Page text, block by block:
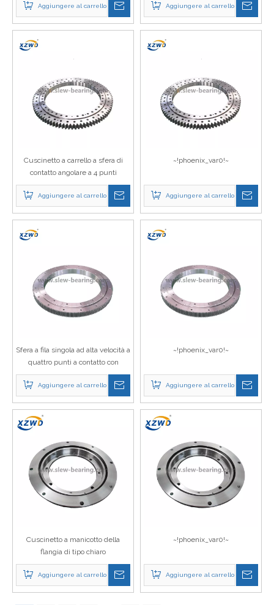
Aggiungere al carrello Aggiungere al carrello
Cuscinetto a carrello a sfera di
contatto angolare a 4 punti
Aggiungere al carrello
~!phoenix_var0!~
Aggiungere al carrello
Sfera a fila singola ad alta velocità a
quattro punti a contatto con
slewing cuscinetto spagnolo
Aggiungere al carrello
~!phoenix_var0!~
Aggiungere al carrello
Cuscinetto a manicotto della
flangia di tipo chiaro
Aggiungere al carrello
~!phoenix_var0!~
Aggiungere al carrello